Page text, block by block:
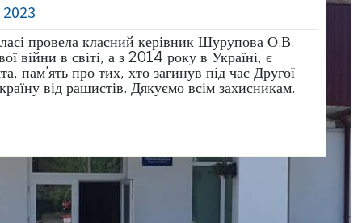
провела класний керівник Шурупова О.В.
війни в світі, а з 2014 року в Україні, є
пам’ять про тих, хто загинув під час Другої
від рашистів. Дякуємо всім захисникам.